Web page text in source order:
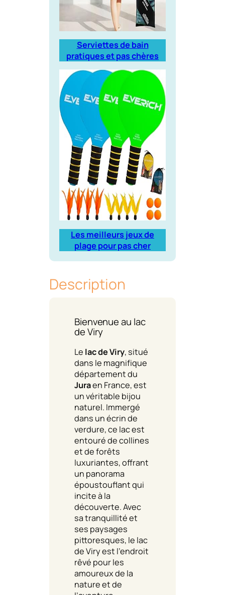
Serviettes de bain
pratiques et pas chères
Les meilleurs jeux de
plage pour pas cher
Description
Bienvenue au lac
de Viry
Le lac de Viry, situé
dans le magnifique
département du
Juraen France, est
un véritable bijou
naturel. Immergé
dans un écrin de
verdure, ce lac est
entouré de collines
et de forêts
luxuriantes, offrant
un panorama
époustouflant qui
incite à la
découverte. Avec
sa tranquillité et
ses paysages
pittoresques, le lac
de Viry est l’endroit
rêvé pour les
amoureux de la
nature et de